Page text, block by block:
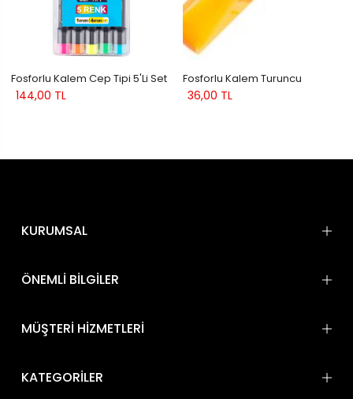
Fosforlu Kalem Cep Tipi 5'li Set
144,00 TL
Fosforlu Kalem Turuncu
36,00 TL
KURUMSAL
ÖNEMLİ BİLGİLER
MÜŞTERİ HİZMETLERİ
KATEGORİLER